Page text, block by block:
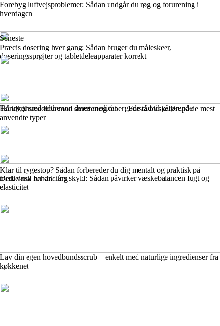
Forebyg luftvejsproblemer: Sådan undgår du røg og forurening i
hverdagen
Præcis dosering hver gang: Sådan bruger du måleskeer,
doseringssprøjter og tabletdeleapparater korrekt
Håndkøbsmedicin mod smerter og feber: Forstå forskellen på de mest
anvendte typer
Klar til rygestop? Sådan forbereder du dig mentalt og praktisk på
medicinsk behandling
Seneste
Tal trygt med ældre om deres medicin – gode råd til pårørende
Drik vand for dit hårs skyld: Sådan påvirker væskebalancen fugt og
elasticitet
Lav din egen hovedbundsscrub – enkelt med naturlige ingredienser fra
køkkenet